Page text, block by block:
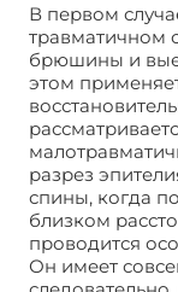
В первом
травматичном
брюшины и
этом
разрез
спины, когда
близком
проводится
Он имеет